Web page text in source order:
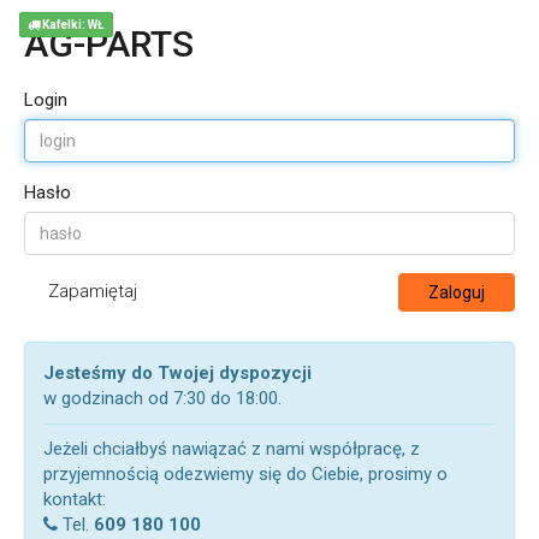
AG-PARTS
Login
Hasło
Zapamiętaj Zaloguj
Jesteśmy do Twojej dyspozycji
w godzinach od 7:30 do 18:00.
Jeżeli chciałbyś nawiązać z nami współpracę, z
przyjemnością odezwiemy się do Ciebie, prosimy o
kontakt:
Tel. 609 180 100
Kafelki: WŁ